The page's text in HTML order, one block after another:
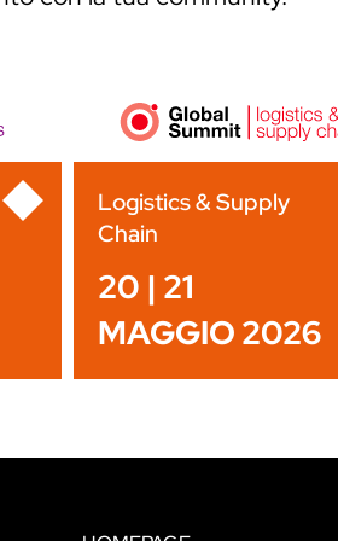
Logistics & Supply
Chain
20 | 21
MAGGIO 2026